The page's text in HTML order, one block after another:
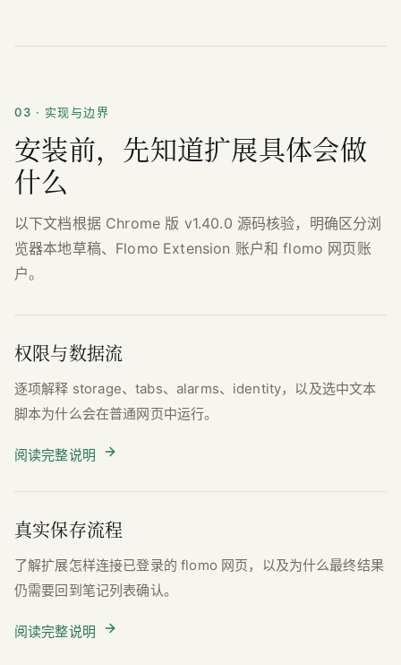
03 · 实现与边界
安装前，先知道扩展具体会做
什么
以下文档根据 Chrome 版 v1.40.0 源码核验，明确区分浏
览器本地草稿、Flomo Extension 账户和 flomo 网页账
户。
权限与数据流
逐项解释 storage、tabs、alarms、identity，以及选中文本
脚本为什么会在普通网页中运行。
阅读完整说明
真实保存流程
了解扩展怎样连接已登录的 flomo 网页，以及为什么最终结果
仍需要回到笔记列表确认。
阅读完整说明